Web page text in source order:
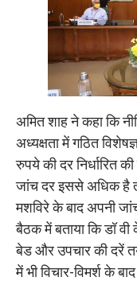
अमित शाह ने कहा कि
अध्यक्षता में गठित
रुपये की दर निर्धारित
जांच दर इससे अधिक है
मशविरे के बाद अपनी
बैठक में बताया कि डॉ
बेड और उपचार की दरें
में भी विचार-विमर्श के